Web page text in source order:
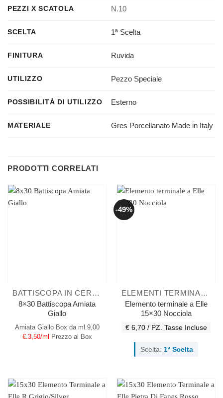
PEZZI X SCATOLA N.10
SCELTA 1ª Scelta
FINITURA Ruvida
UTILIZZO Pezzo Speciale
POSSIBILITÀ DI UTILIZZO Esterno
MATERIALE Gres Porcellanato Made in Italy
PRODOTTI CORRELATI
BATTISCOPA IN CERAMICA
8×30 Battiscopa Amiata
Giallo
Amiata Giallo Box da ml.9,00
€.3,50/ml Prezzo al Box
-49%
ELEMENTI TERMINALI A ELLE
Elemento terminale a Elle
15×30 Nocciola
€ 6,70 / PZ. Tasse Incluse
Scelta: 1ª Scelta